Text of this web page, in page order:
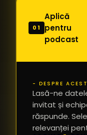
01
Aplică
pentru
podcast
- DESPRE
Lasă-ne
invitat și
răspunde.
relevanței